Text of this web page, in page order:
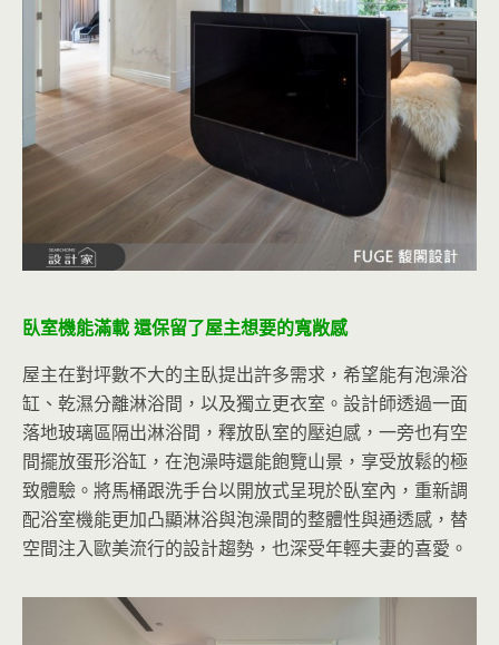
臥室機能滿載 還保留了屋主想要的寬敞感
屋主在對坪數不大的主臥提出許多需求，希望能有泡澡浴
缸、乾濕分離淋浴間，以及獨立更衣室。設計師透過一面
落地玻璃區隔出淋浴間，釋放臥室的壓迫感，一旁也有空
間擺放蛋形浴缸，在泡澡時還能飽覽山景，享受放鬆的極
致體驗。將馬桶跟洗手台以開放式呈現於臥室內，重新調
配浴室機能更加凸顯淋浴與泡澡間的整體性與通透感，替
空間注入歐美流行的設計趨勢，也深受年輕夫妻的喜愛。